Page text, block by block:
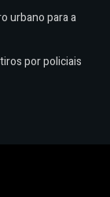
urbano para a
por policiais